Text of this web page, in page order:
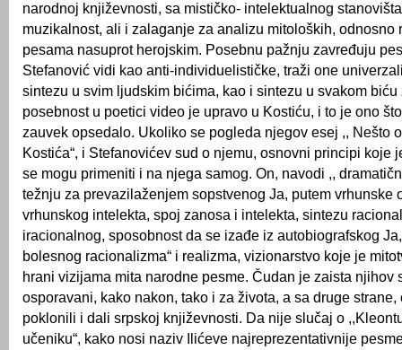
narodnoj književnosti, sa mističko- intelektualnog
muzikalnost, ali i zalaganje za analizu mitoloških, odnosno
pesama nasuprot herojskim. Posebnu pažnju zavređuju
Stefanović vidi kao anti-individuelističke, traži one
sintezu u svim lјudskim bićima, kao i sintezu u svakom biću
posebnost u poetici video je upravo u Kostiću, i to je ono
zauvek opsedalo. Ukoliko se pogleda njegov esej ,, Nešto
Kostića“, i Stefanovićev sud o njemu, osnovni principi koje
se mogu primeniti i na njega samog. On, navodi ,,
težnju za prevazilaženjem sopstvenog Ja, putem vrhunske
vrhunskog intelekta, spoj zanosa i intelekta, sintezu
iracionalnog, sposobnost da se izađe iz autobiografskog
bolesnog racionalizma“ i realizma, vizionarstvo koje je
hrani vizijama mita narodne pesme. Čudan je zaista njihov
osporavani, kako nakon, tako i za života, a sa druge
poklonili i dali srpskoj književnosti. Da nije slučaj o
učeniku“, kako nosi naziv Ilićeve najreprezentativnije